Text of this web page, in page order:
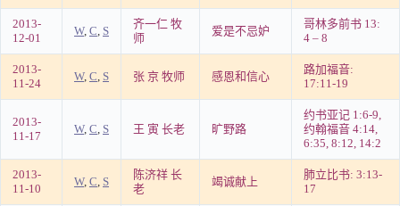
2013-
12-01
W, C, S
齐一仁 牧
师
爱是不忌妒
哥林多前书 13:
4 – 8
2013-
11-24
W, C, S 张 京 牧师 感恩和信心
路加福音:
17:11-19
2013-
11-17
W, C, S 王 寅 长老 旷野路
约书亚记 1:6-9,
约翰福音 4:14,
6:35, 8:12, 14:2
2013-
11-10
W, C, S
陈济祥 长
老
竭诚献上
肺立比书: 3:13-
17